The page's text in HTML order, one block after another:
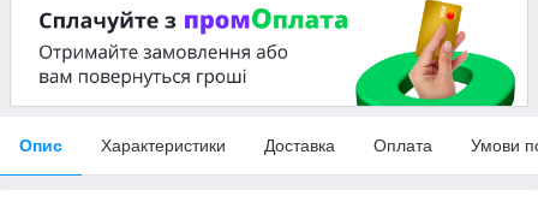
Опис Характеристики Доставка Оплата Умови